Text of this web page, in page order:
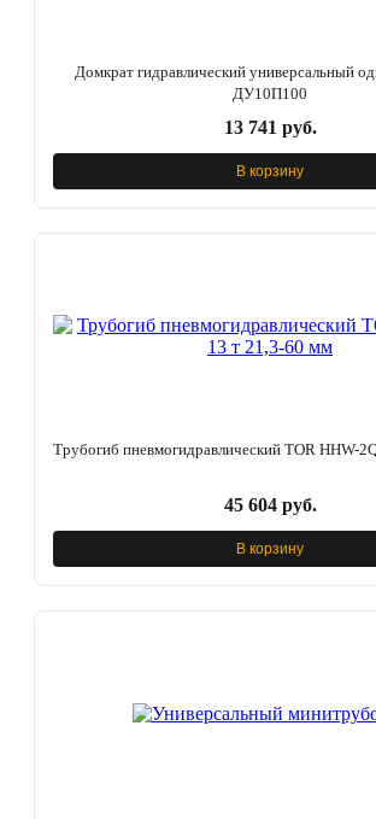
Домкрат гидравлический универсальный
ДУ10П100
13 741 руб.
В корзину
Трубогиб пневмогидравлический TOR HHW-
45 604 руб.
В корзину